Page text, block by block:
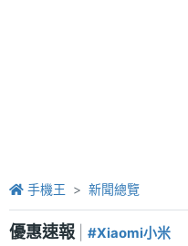
手機王 新聞總覽
優惠速報 #Xiaomi小米